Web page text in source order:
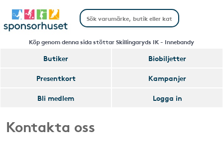
Köp genom denna sida stöttar Skillingaryds IK - Innebandy
Butiker
Biobiljetter
Presentkort
Kampanjer
Bli medlem
Logga in
Kontakta oss